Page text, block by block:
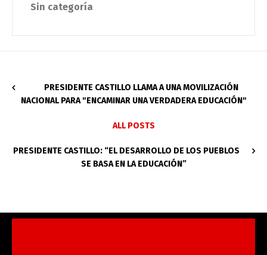
Sin categoría
PRESIDENTE CASTILLO LLAMA A UNA MOVILIZACIÓN
NACIONAL PARA "ENCAMINAR UNA VERDADERA EDUCACIÓN"
ALL POSTS
PRESIDENTE CASTILLO: “EL DESARROLLO DE LOS PUEBLOS
SE BASA EN LA EDUCACIÓN”